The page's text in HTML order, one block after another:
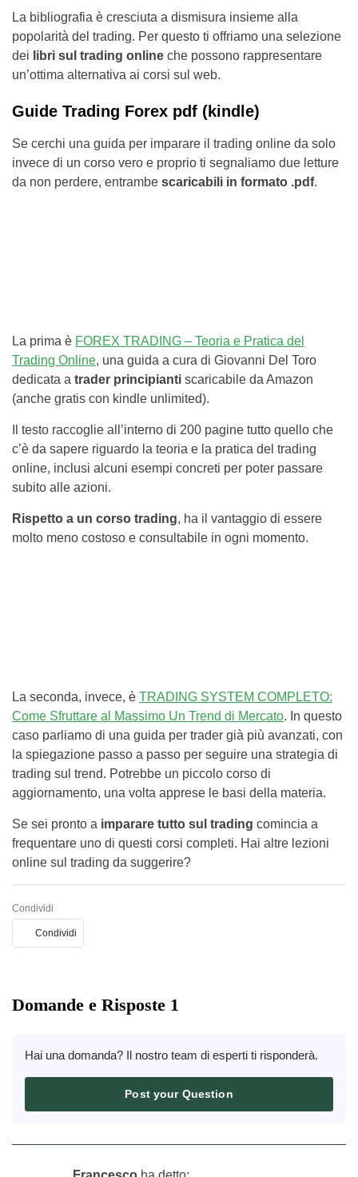
La bibliografia è cresciuta a dismisura insieme alla
popolarità del trading. Per questo ti offriamo una selezione
dei libri sul trading online che possono rappresentare
un’ottima alternativa ai corsi sul web.
Guide Trading Forex pdf (kindle)
Se cerchi una guida per imparare il trading online da solo
invece di un corso vero e proprio ti segnaliamo due letture
da non perdere, entrambe scaricabili in formato .pdf.
La prima è FOREX TRADING – Teoria e Pratica del
Trading Online, una guida a cura di Giovanni Del Toro
dedicata a trader principianti scaricabile da Amazon
(anche gratis con kindle unlimited).
Il testo raccoglie all’interno di 200 pagine tutto quello che
c’è da sapere riguardo la teoria e la pratica del trading
online, inclusi alcuni esempi concreti per poter passare
subito alle azioni.
Rispetto a un corso trading, ha il vantaggio di essere
molto meno costoso e consultabile in ogni momento.
La seconda, invece, è TRADING SYSTEM COMPLETO:
Come Sfruttare al Massimo Un Trend di Mercato. In questo
caso parliamo di una guida per trader già più avanzati, con
la spiegazione passo a passo per seguire una strategia di
trading sul trend. Potrebbe un piccolo corso di
aggiornamento, una volta apprese le basi della materia.
Se sei pronto a imparare tutto sul trading comincia a
frequentare uno di questi corsi completi. Hai altre lezioni
online sul trading da suggerire?
Condividi
Condividi
Domande e Risposte 1
Hai una domanda? Il nostro team di esperti ti risponderà.
Post your Question